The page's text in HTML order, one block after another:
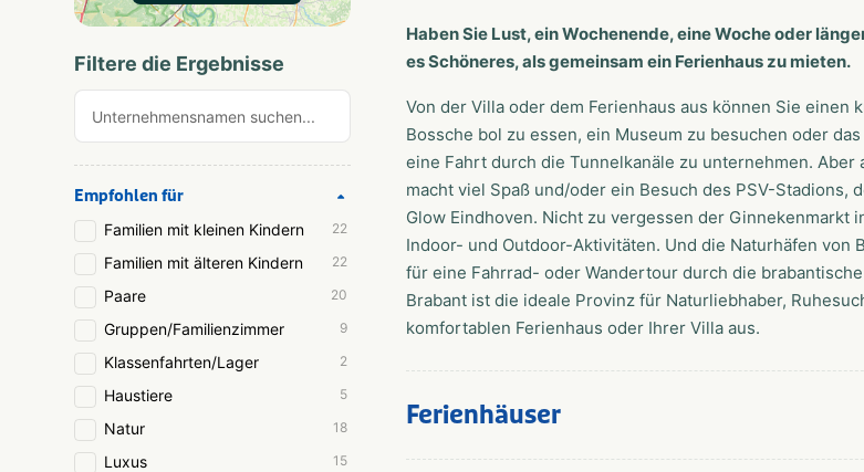
Filtere die Ergebnisse
Empfohlen für
Familien mit kleinen Kindern 22
Familien mit älteren Kindern 22
Paare 20
Gruppen/Familienzimmer 9
Klassenfahrten/Lager 2
Haustiere 5
Natur 18
Luxus 15
Haben Sie Lust, ein Wochenende, eine Woche oder
es Schöneres, als gemeinsam ein Ferienhaus zu mieten.
Von der Villa oder dem Ferienhaus aus können Sie
Bossche bol zu essen, ein Museum zu besuchen oder
eine Fahrt durch die Tunnelkanäle zu unternehmen.
macht viel Spaß und/oder ein Besuch des PSV-
Glow Eindhoven. Nicht zu vergessen der
Indoor- und Outdoor-Aktivitäten. Und die Naturhäfen
für eine Fahrrad- oder Wandertour durch die
Brabant ist die ideale Provinz für Naturliebhaber,
komfortablen Ferienhaus oder Ihrer Villa aus.
Ferienhäuser